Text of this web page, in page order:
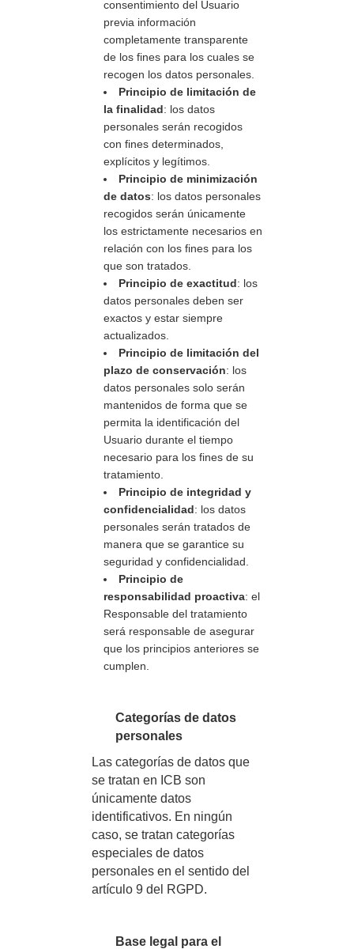
consentimiento del Usuario
previa información
completamente transparente
de los fines para los cuales se
recogen los datos personales.
Principio de limitación de
la finalidad: los datos
personales serán recogidos
con fines determinados,
explícitos y legítimos.
Principio de minimización
de datos: los datos personales
recogidos serán únicamente
los estrictamente necesarios en
relación con los fines para los
que son tratados.
Principio de exactitud: los
datos personales deben ser
exactos y estar siempre
actualizados.
Principio de limitación del
plazo de conservación: los
datos personales solo serán
mantenidos de forma que se
permita la identificación del
Usuario durante el tiempo
necesario para los fines de su
tratamiento.
Principio de integridad y
confidencialidad: los datos
personales serán tratados de
manera que se garantice su
seguridad y confidencialidad.
Principio de
responsabilidad proactiva: el
Responsable del tratamiento
será responsable de asegurar
que los principios anteriores se
cumplen.
Categorías de datos
personales
Las categorías de datos que
se tratan en ICB son
únicamente datos
identificativos. En ningún
caso, se tratan categorías
especiales de datos
personales en el sentido del
artículo 9 del RGPD.
Base legal para el